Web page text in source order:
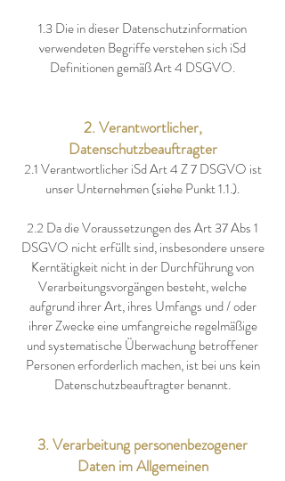
1.3 Die in dieser Datenschutzinformation
verwendeten Begriffe verstehen sich iSd
Definitionen gemäß Art 4 DSGVO.
2. Verantwortlicher,
Datenschutzbeauftragter
2.1 Verantwortlicher iSd Art 4 Z 7 DSGVO ist
unser Unternehmen (siehe Punkt 1.1.).
2.2 Da die Voraussetzungen des Art 37 Abs 1
DSGVO nicht erfüllt sind, insbesondere unsere
Kerntätigkeit nicht in der Durchführung von
Verarbeitungsvorgängen besteht, welche
aufgrund ihrer Art, ihres Umfangs und / oder
ihrer Zwecke eine umfangreiche regelmäßige
und systematische Überwachung betroffener
Personen erforderlich machen, ist bei uns kein
Datenschutzbeauftragter benannt.
3. Verarbeitung personenbezogener
Daten im Allgemeinen